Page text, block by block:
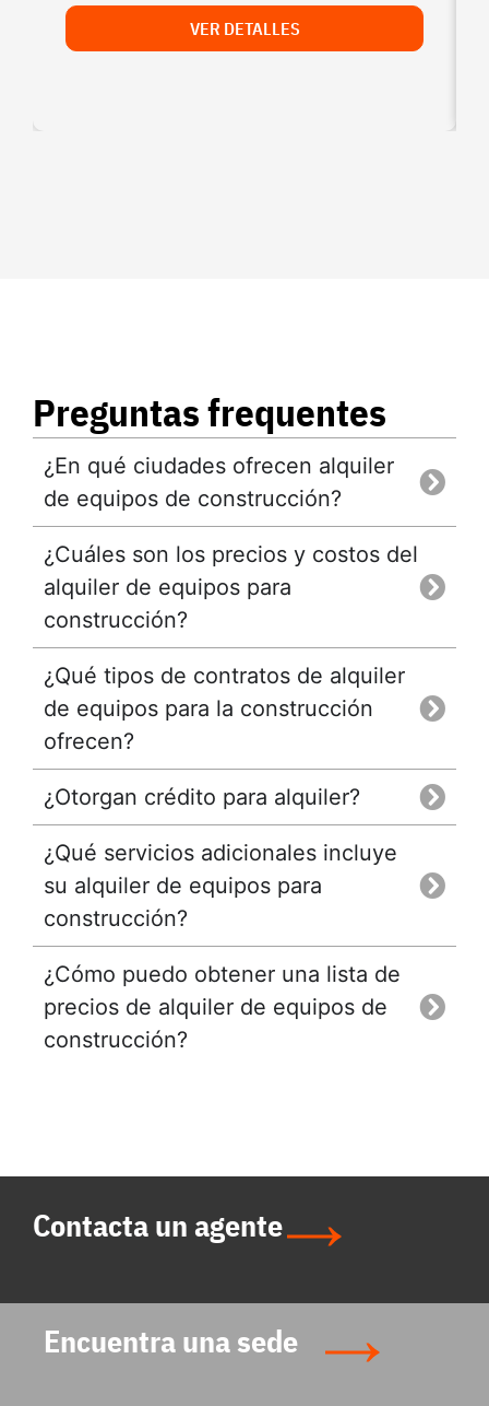
VER DETALLES
Preguntas frequentes
¿En qué ciudades ofrecen alquiler
de equipos de construcción?
¿Cuáles son los precios y costos del
alquiler de equipos para
construcción?
¿Qué tipos de contratos de alquiler
de equipos para la construcción
ofrecen?
¿Otorgan crédito para alquiler?
¿Qué servicios adicionales incluye
su alquiler de equipos para
construcción?
¿Cómo puedo obtener una lista de
precios de alquiler de equipos de
construcción?
Contacta un agente
Encuentra una sede